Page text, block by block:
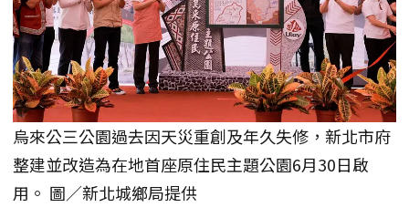
烏來公三公園過去因天災重創及年久失修，新北市府
整建並改造為在地首座原住民主題公園6月30日啟
用。 圖／新北城鄉局提供